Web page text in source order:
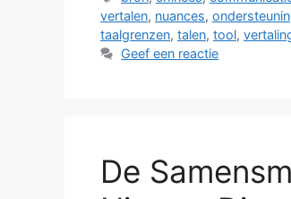
vertalen, nuances,
taalgrenzen, talen, tool,
Geef een reactie
De